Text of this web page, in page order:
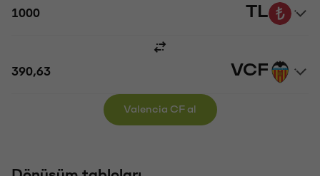
TL
VCF
Valencia CF al